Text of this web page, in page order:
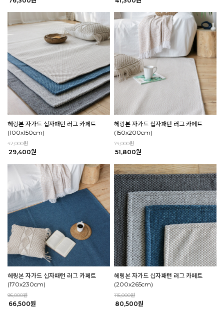
헤링본 자가드 십자패턴 러그 카페트
(100x150cm)
42,000원
29,400원
헤링본 자가드 십자패턴 러그 카페트
(150x200cm)
74,000원
51,800원
헤링본 자가드 십자패턴 러그 카페트
(170x230cm)
95,000원
66,500원
헤링본 자가드 십자패턴 러그 카페트
(200x265cm)
115,000원
80,500원